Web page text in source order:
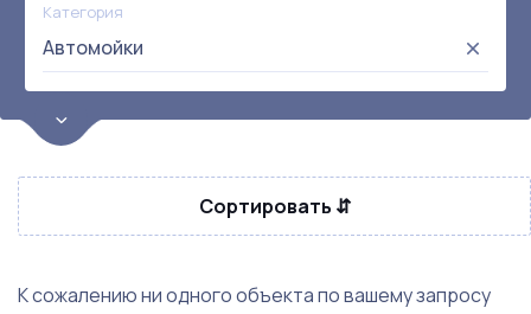
Категория
Автомойки
Цена
от:
до:
Прибыль
Сортировать ⇵
К сожалению ни одного объекта по вашему запросу